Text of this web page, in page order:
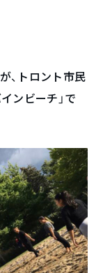
、トロント市民
ンビーチ」で